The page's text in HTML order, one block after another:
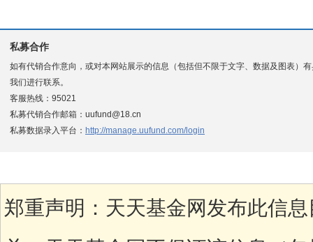
私募合作
如有代销合作意向，或对本网站展示的信息（包括但不限于文字、数据及图表）
我们进行联系。
客服热线：95021
私募代销合作邮箱：uufund@18.cn
私募数据录入平台： http://manage.uufund.com/login
郑重声明：天天基金网发布此信